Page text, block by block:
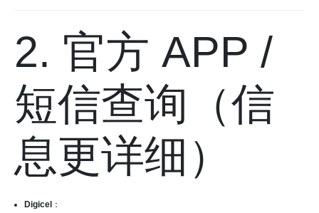
2. 官方 APP /
短信查询（信
息更详细）
Digicel ：